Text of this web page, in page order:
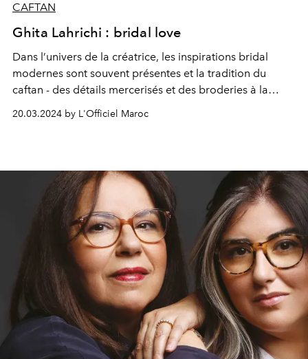
CAFTAN
Ghita Lahrichi : bridal love
Dans l’univers de la créatrice, les inspirations bridal
modernes sont souvent présentes et la tradition du
caftan - des détails mercerisés et des broderies à la
marocaine- toujours représentée. Cet hiver, la collection
de Hand Made ne déroge pas à la règle : une
l'Intégrale Caftan.
20.03.2024 by L'Officiel Maroc